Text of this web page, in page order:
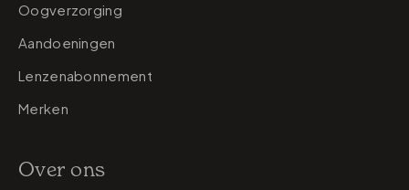
Oogverzorging
Aandoeningen
Lenzenabonnement
Merken
Over ons